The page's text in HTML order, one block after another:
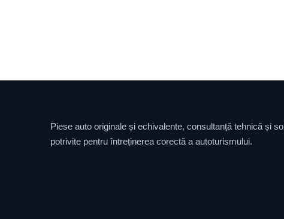
Piese auto originale și echivalente, consultanță tehnică și
potrivite pentru întreținerea corectă a autoturismului.